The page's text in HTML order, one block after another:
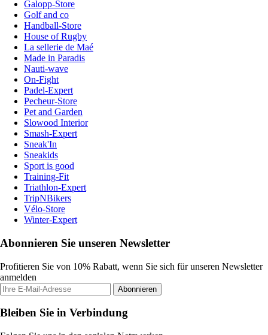
Galopp-Store
Golf and co
Handball-Store
House of Rugby
La sellerie de Maé
Made in Paradis
Nauti-wave
On-Fight
Padel-Expert
Pecheur-Store
Pet and Garden
Slowood Interior
Smash-Expert
Sneak'In
Sneakids
Sport is good
Training-Fit
Triathlon-Expert
TripNBikers
Vélo-Store
Winter-Expert
Abonnieren Sie unseren Newsletter
Profitieren Sie von 10% Rabatt, wenn Sie sich für unseren Newsletter
anmelden
Abonnieren
Bleiben Sie in Verbindung